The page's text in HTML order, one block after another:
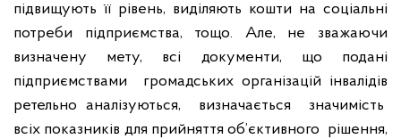
підвищують її рівень, виділяють кошти на соціальні
потреби підприємства, тощо. Але, не зважаючи
визначену мету, всі документи, що подані
підприємствами
громадських організацій інвалідів
ретельно аналізуються,
визначається
значимість
всіх показників для прийняття об’єктивного рішення,